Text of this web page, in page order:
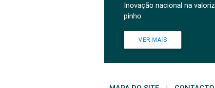
Inovação nacional na
pinho
VER MAIS